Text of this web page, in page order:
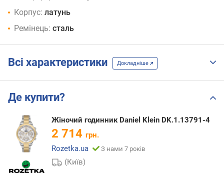
Корпус: латунь
Ремінець: сталь
Всі характеристики Докладніше
Де купити?
Жіночий годинник Daniel Klein DK.1.13791-4
2 714 грн.
Rozetka.ua
З нами 7 років
(Київ)